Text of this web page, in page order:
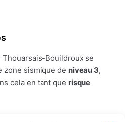
Thouarsais-Bouildroux se
zone sismique de niveau 3,
cela en tant que risque